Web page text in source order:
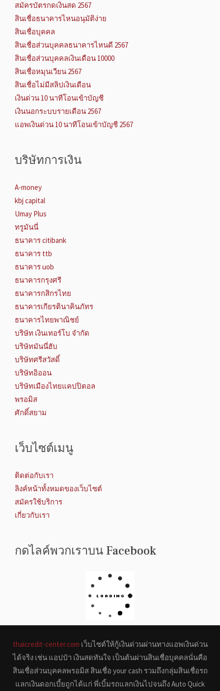
สมัครบัตรกดเงินสด 2567
สินเชื่อธนาคารไหนอนุมัติง่าย
สินเชื่อบุคคล
สินเชื่อส่วนบุคคลธนาคารไหนดี 2567
สินเชื่อส่วนบุคคลเงินเดือน 10000
สินเชื่อหมุนเวียน 2567
สินเชื่อไม่มีสลิปเงินเดือน
เงินด่วน 10 นาทีโอนเข้าบัญชี
เงินนอกระบบรายเดือน 2567
แอพเงินด่วน 10 นาทีโอนเข้าบัญชี 2567
บริษัทการเงิน
A-money
kbj capital
Umay Plus
ทรูมันนี่
ธนาคาร citibank
ธนาคาร ttb
ธนาคาร uob
ธนาคารกรุงศรี
ธนาคารกสิกรไทย
ธนาคารเกียรตินาคินภัทร
ธนาคารไทยพาณิชย์
บริษัท เงินเทอร์โบ จำกัด
บริษัทมันนี่ฮับ
บริษัทศรีสวัสดิ์
บริษัทอิออน
บริษัทเมืองไทยแคปปิตอล
พรอมิส
ศักดิ์สยาม
เว็บไซต์เมนู
ติดต่อกับเรา
ลิงค์หน้าทั้งหมดของเว็บไซต์
สมัครใช้บริการ
เกี่ยวกับเรา
กดไลค์พวกเราบน Facebook
thaicredit-center.com เว็บไซต์ให้กู้เงินด่วนผ่านทางแอพเงินด่วน
ได้จริง เช่น แอปป๋า เงินสดทันใจ เป็นต้นผ่านสินเชื่อบุคคลนั่นคือ
สินเชื่อส่วนบุคคลพรอมิส สินเชื่อ your cash รวมถึงกลุ่มสินเชื่อรถ
แลกเงินดอกเบี้ยถูกได้แก่ พี่เบิ้มรถแลกเงินไปจนถึง Auto Quick